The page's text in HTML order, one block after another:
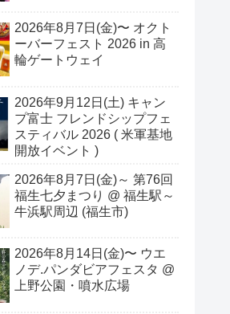
2026年8月7日(金)〜 オクト
ーバーフェスト 2026 in 高
輪ゲートウェイ
2026年9月12日(土) キャン
プ富士 フレンドシップフェ
スティバル 2026 ( 米軍基地
開放イベント )
2026年8月7日(金)～ 第76回
福生七夕まつり @ 福生駅～
牛浜駅周辺 (福生市)
2026年8月14日(金)〜 ウエ
ノデ.パンダビアフェスタ @
上野公園・噴水広場